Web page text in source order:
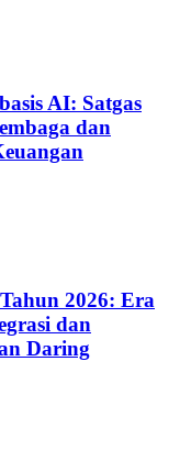
AI: Satgas
dan
2026: Era
dan
Daring